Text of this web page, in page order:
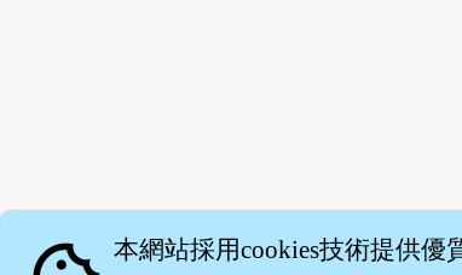
本網站採用cookies技術提供優